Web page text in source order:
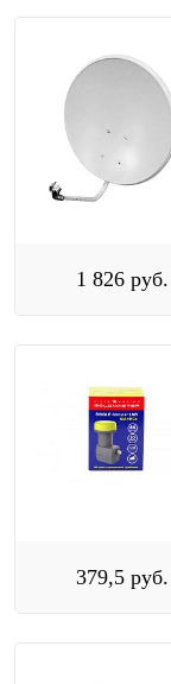
1 826 руб.
379,5 руб.